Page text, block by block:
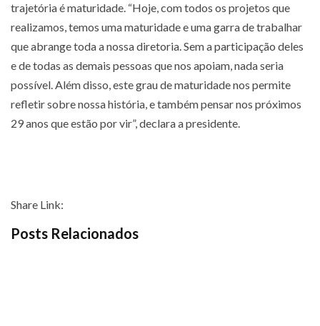
trajetória é maturidade. “Hoje, com todos os projetos que
realizamos, temos uma maturidade e uma garra de trabalhar
que abrange toda a nossa diretoria. Sem a participação deles
e de todas as demais pessoas que nos apoiam, nada seria
possível. Além disso, este grau de maturidade nos permite
refletir sobre nossa história, e também pensar nos próximos
29 anos que estão por vir”, declara a presidente.
Share Link:
Posts Relacionados